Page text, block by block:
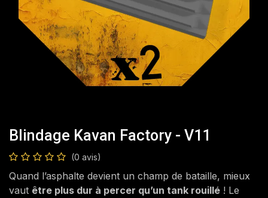
Blindage Kavan Factory - V11
(0 avis)
Quand l’asphalte devient un champ de bataille, mieux
vaut être plus dur à percer qu’un tank rouillé ! Le